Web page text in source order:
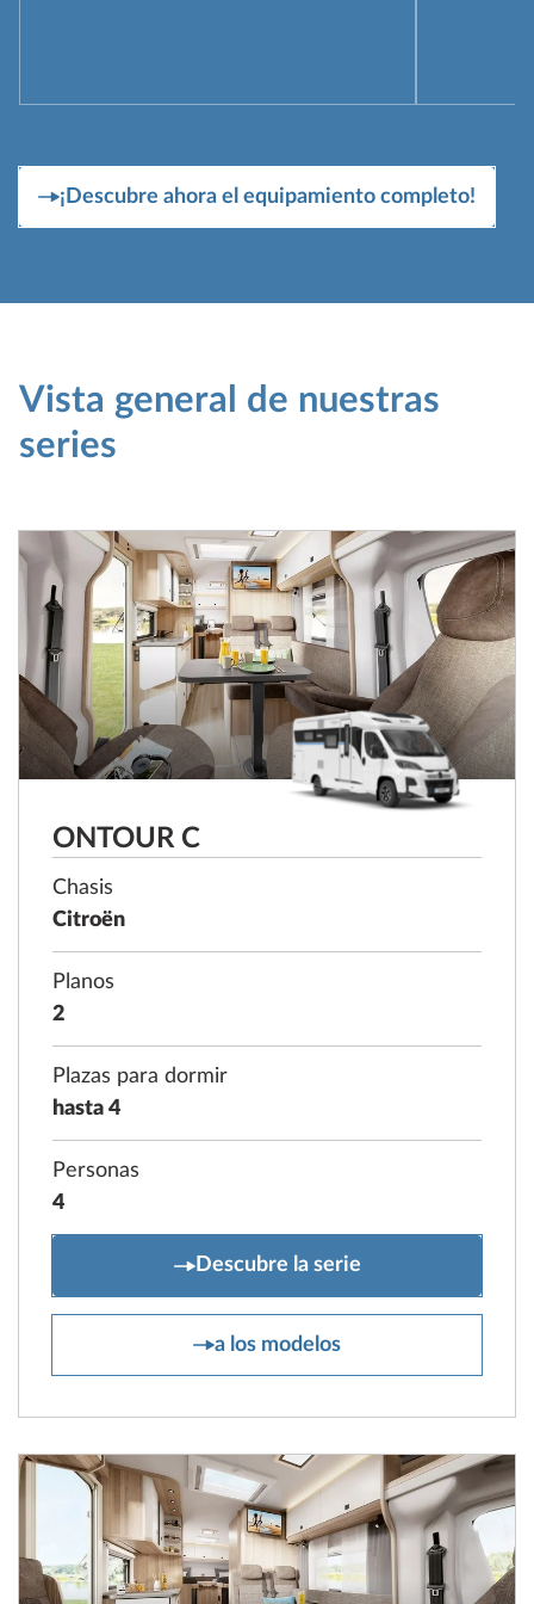
¡Descubre ahora el equipamiento completo!
Vista general de nuestras
series
ONTOUR C
Chasis
Citroën
Planos
2
Plazas para dormir
hasta 4
Personas
4
ONTOUR C
Descubre la serie
a los modelos
ONTOUR C